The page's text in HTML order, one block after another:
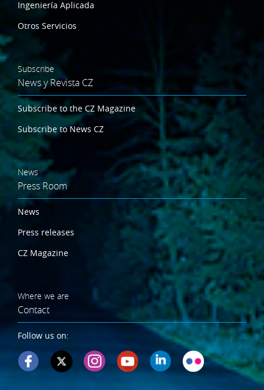
Ingeniería Aplicada
Otros Servicios
Subscribe
News y Revista CZ
Subscribe to the CZ Magazine
Subscribe to News CZ
News
Press Room
News
Press releases
CZ Magazine
Where we are
Contact
Follow us on: